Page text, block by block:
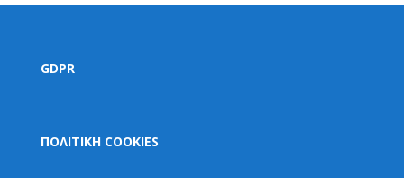
GDPR
ΠΟΛΙΤΙΚΗ COOKIES